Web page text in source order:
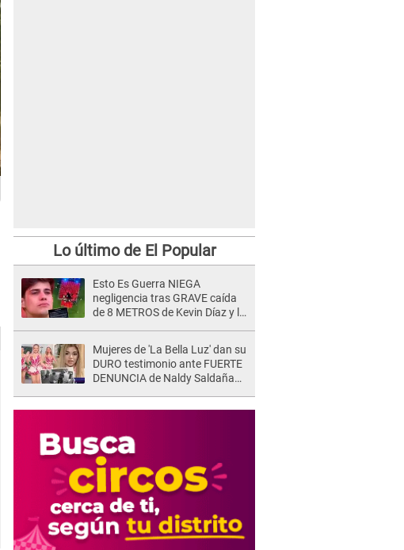
Lo último de El Popular
Esto Es Guerra NIEGA
negligencia tras GRAVE caída
de 8 METROS de Kevin Díaz y lo
Mujeres de 'La Bella Luz' dan su
DURO testimonio ante FUERTE
DENUNCIA de Naldy Saldaña